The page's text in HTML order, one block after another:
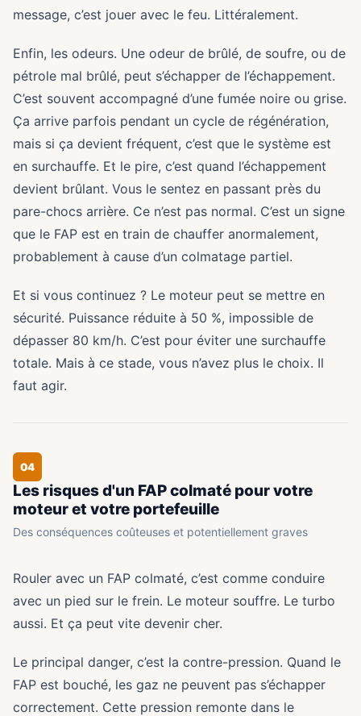
message, c’est jouer avec le feu. Littéralement.
Enfin, les odeurs. Une odeur de brûlé, de soufre, ou de
pétrole mal brûlé, peut s’échapper de l’échappement.
C’est souvent accompagné d’une fumée noire ou grise.
Ça arrive parfois pendant un cycle de régénération,
mais si ça devient fréquent, c’est que le système est
en surchauffe. Et le pire, c’est quand l’échappement
devient brûlant. Vous le sentez en passant près du
pare-chocs arrière. Ce n’est pas normal. C’est un signe
que le FAP est en train de chauffer anormalement,
probablement à cause d’un colmatage partiel.
Et si vous continuez ? Le moteur peut se mettre en
sécurité. Puissance réduite à 50 %, impossible de
dépasser 80 km/h. C’est pour éviter une surchauffe
totale. Mais à ce stade, vous n’avez plus le choix. Il
faut agir.
04
Les risques d'un FAP colmaté pour votre
moteur et votre portefeuille
Des conséquences coûteuses et potentiellement graves
Rouler avec un FAP colmaté, c’est comme conduire
avec un pied sur le frein. Le moteur souffre. Le turbo
aussi. Et ça peut vite devenir cher.
Le principal danger, c’est la contre-pression. Quand le
FAP est bouché, les gaz ne peuvent pas s’échapper
correctement. Cette pression remonte dans le